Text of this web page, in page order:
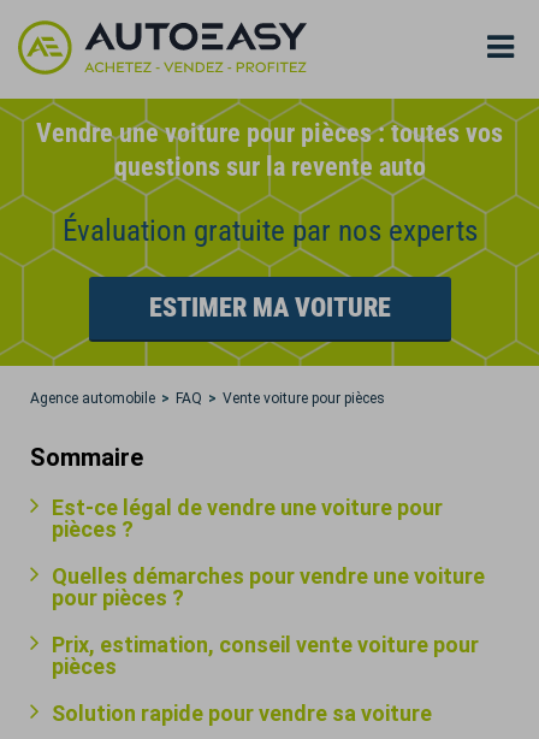
Vendre une voiture pour pièces : toutes vos
questions sur la revente auto
Évaluation gratuite par nos experts
ESTIMER MA VOITURE
Agence automobile FAQ Vente voiture pour pièces
Sommaire
Est-ce légal de vendre une voiture pour
pièces ?
Quelles démarches pour vendre une voiture
pour pièces ?
Prix, estimation, conseil vente voiture pour
pièces
Solution rapide pour vendre sa voiture